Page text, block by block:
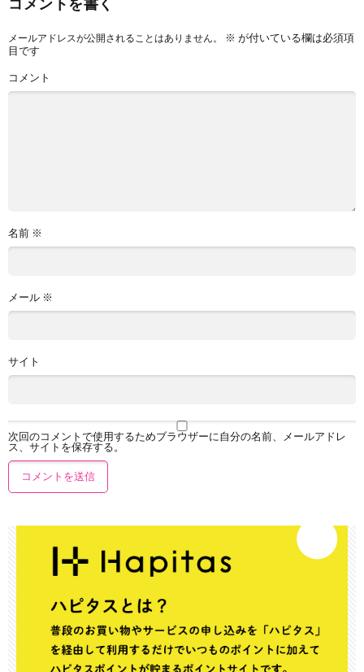
メールアドレスが公開されることはありません。 ※ が付いている欄は必須項
目です
コメント
名前 ※
メール ※
サイト
次回のコメントで使用するためブラウザーに自分の名前、メールアドレ
ス、サイトを保存する。